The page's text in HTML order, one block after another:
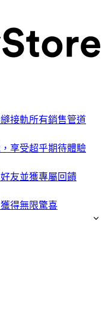
接軌所有銷售管道
享受超乎期待體驗
友並獲專屬回饋
得無限驚喜